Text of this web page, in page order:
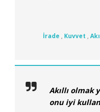
İrade , Kuvvet ,
Akıllı olmak
onu iyi